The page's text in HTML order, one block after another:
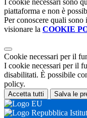
I cookie necessari sono
piattaforma e non è
Per conoscere quali
visionare la COOKIE
Cookie necessari per il
I cookie necessari per il
disabilitati. È possibile
policy.
Accetta tutti Salva le